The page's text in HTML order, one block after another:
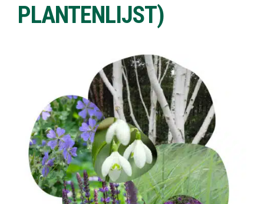
PLANTENLIJST)